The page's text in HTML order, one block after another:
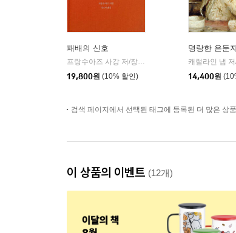
패배의 신호
프랑수아즈 사강 저/장소미 역
녹색광선
19,800원 (10% 할인)
명랑한 은둔
14,400원
검색 페이지에서 선택된 태그에 등록된 더 많은 상
이 상품의 이벤트 (12개)